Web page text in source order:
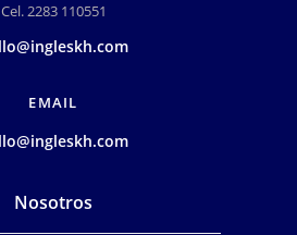
Cel. 2283 110551
EMAIL
Nosotros